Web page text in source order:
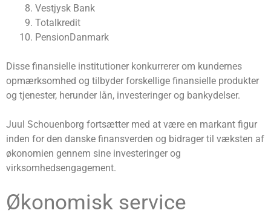
Vestjysk Bank
Totalkredit
PensionDanmark
Disse finansielle institutioner konkurrerer om kundernes
opmærksomhed og tilbyder forskellige finansielle produkter
og tjenester, herunder lån, investeringer og bankydelser.
Juul Schouenborg fortsætter med at være en markant figur
inden for den danske finansverden og bidrager til væksten af
​​økonomien gennem sine investeringer og
virksomhedsengagement.
Økonomisk service